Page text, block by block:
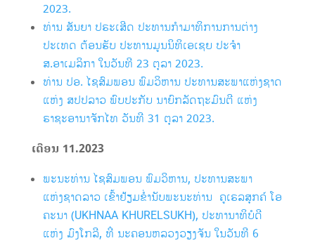
2023.
ທ່ານ ສັນຍາ ປຣະເສີດ ປະທານກໍາມາທິການການຕ່າງ
ປະເທດ ຕ້ອນຮັບ ປະທານມູນນິທິເອເຊຍ ປະຈໍາ
ສ.ອາເມລິກາ ໃນວັນທີ 23 ຕຸລາ 2023.
ທ່ານ ປອ. ໄຊສົມພອນ ພົມວິຫານ ປະທານສະພາແຫ່ງຊາດ
ແຫ່ງ ສປປລາວ ພົບປະກັບ ນາຍົກລັດຖະມົນຕີ ແຫ່ງ
ຣາຊະອານາຈັກໄທ ວັນທີ 31 ຕຸລາ 2023.
ເດືອນ 11.2023
ພະນະທ່ານ ໄຊສົມພອນ ພົມວິຫານ, ປະທານສະພາ
ແຫ່ງຊາດລາວ ເຂົ້າຢ້ຽມຂໍ່ານັບພະນະທ່ານ ຄູເຣລສຸກຄ໌ ໂອ
ຄະນາ (UKHNAA KHURELSUKH), ປະທານາທິບໍດີ
ແຫ່ງ ມົງໂກລີ, ທີ່ ນະຄອນຫລວງວຽງຈັນ ໃນວັນທີ 6